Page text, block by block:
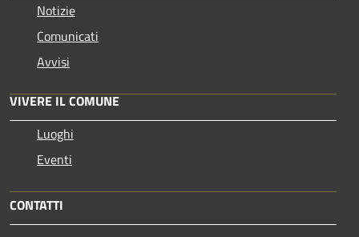
Notizie
Comunicati
Avvisi
VIVERE IL COMUNE
Luoghi
Eventi
CONTATTI